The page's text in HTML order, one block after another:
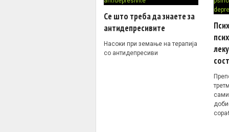
Се што треба да знаете за
антидепресивите
Насоки при земање на терапија
со антидепресиви